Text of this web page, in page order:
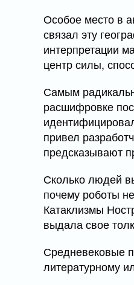
Особое место в
связал эту
интерпретации
центр силы,
Самым
расшифровке
привел
предсказывают
Сколько людей
почему роботы
Катаклизмы
выдала свое
Средневековые
литературному